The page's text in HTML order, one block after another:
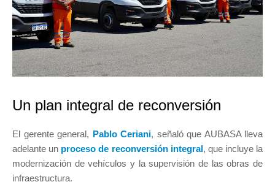
Un plan integral de reconversión
El gerente general, Pablo Ceriani, señaló que AUBASA lleva
adelante un proceso de reconversión integral, que incluye la
modernización de vehículos y la supervisión de las obras de
infraestructura.